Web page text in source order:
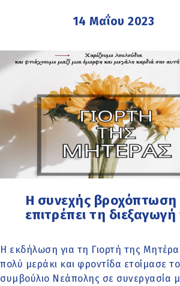
14 Μαΐου 2023
Η συνεχής βροχόπτωση
επιτρέπει τη
Η εκδήλωση για τη Γιορτή της
πολύ μεράκι και φροντίδα ετοίμασε
συμβούλιο Νεάπολης σε συνεργασία